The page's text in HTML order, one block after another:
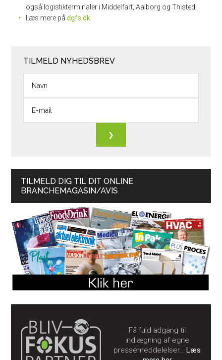
også logistikterminaler i Middelfart, Aalborg og Thisted.
Læs mere pådgfs.dk
TILMELD NYHEDSBREV
TILMELD DIG TIL DIT ONLINE
BRANCHEMAGASIN/AVIS
Få fuld adgang til
indlægning af egne
pressemeddelelser…Læs